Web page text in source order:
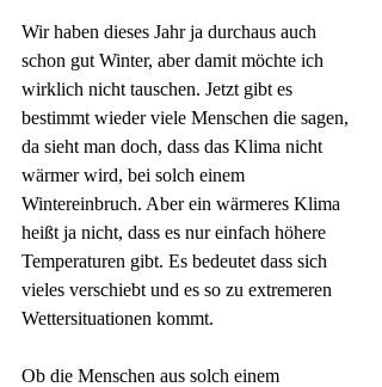
Wir haben dieses Jahr ja durchaus auch
schon gut Winter, aber damit möchte ich
wirklich nicht tauschen. Jetzt gibt es
bestimmt wieder viele Menschen die sagen,
da sieht man doch, dass das Klima nicht
wärmer wird, bei solch einem
Wintereinbruch. Aber ein wärmeres Klima
heißt ja nicht, dass es nur einfach höhere
Temperaturen gibt. Es bedeutet dass sich
vieles verschiebt und es so zu extremeren
Wettersituationen kommt.
Ob die Menschen aus solch einem